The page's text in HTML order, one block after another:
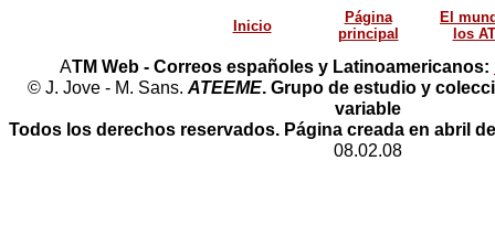
Inicio
Página
principal
El
los
ATM Web - Correos españoles y Latinoamericanos:
© J. Jove - M. Sans. ATEEME. Grupo de estudio y
variable
Todos los derechos reservados. Página creada en abril
08.02.08